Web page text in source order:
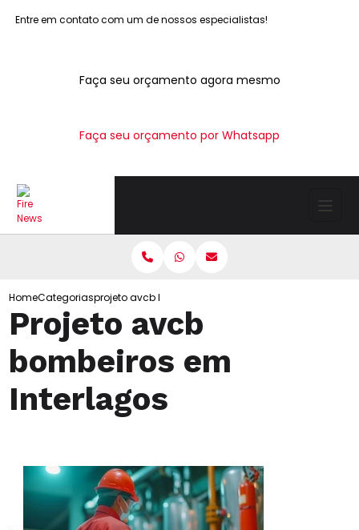
Entre em contato com um de nossos especialistas!
Faça seu orçamento agora mesmo
Faça seu orçamento por Whatsapp
HomeCategoriasprojeto avcb bombeiros interlagos
Projeto avcb
bombeiros em
Interlagos